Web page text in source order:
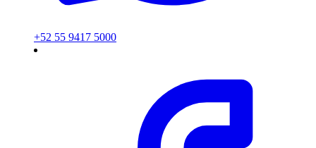
+52 55 9417 5000